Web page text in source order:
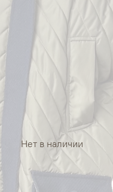
Нет в наличии